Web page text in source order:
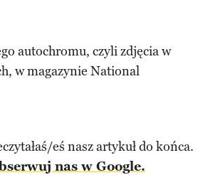
autochromu, czyli zdjęcia w
w magazynie National
eś nasz artykuł do końca.
nas w Google.